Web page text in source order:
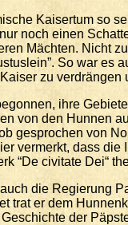
Kaisertum so
noch einen
Mächten. Nicht
So war es
zu
ihre
von den Hunnen
gesprochen von
vermerkt, dass
“De civitate Dei“
die Regierung
trat er dem
der